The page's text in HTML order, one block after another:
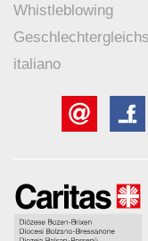
Whistleblowing
italiano